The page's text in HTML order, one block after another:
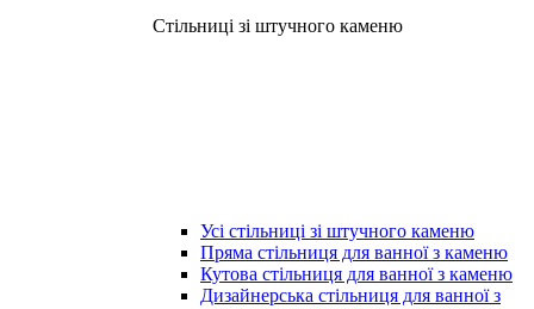
Стільниці зі штучного каменю
Усі стільниці зі штучного каменю
Пряма стільниця для ванної з каменю
Кутова стільниця для ванної з каменю
Дизайнерська стільниця для ванної з